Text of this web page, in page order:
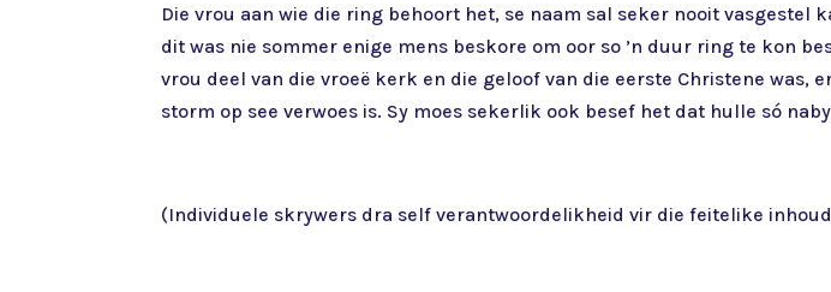
Die vrou aan wie die ring behoort het, se naam sal seker nooit vasgestel
dit was nie sommer enige mens beskore om oor so ’n duur ring te kon
vrou deel van die vroeë kerk en die geloof van die eerste Christene
storm op see verwoes is. Sy moes sekerlik ook besef het dat hulle só
(Individuele skrywers dra self verantwoordelikheid vir die feitelike